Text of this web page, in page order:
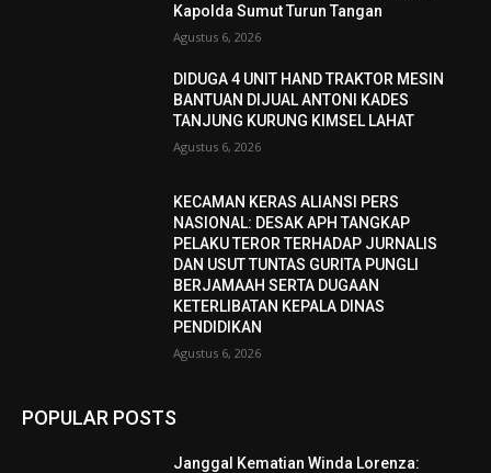
Kapolda Sumut Turun Tangan
Agustus 6, 2026
DIDUGA 4 UNIT HAND TRAKTOR MESIN
BANTUAN DIJUAL ANTONI KADES
TANJUNG KURUNG KIMSEL LAHAT
Agustus 6, 2026
KECAMAN KERAS ALIANSI PERS
NASIONAL: DESAK APH TANGKAP
PELAKU TEROR TERHADAP JURNALIS
DAN USUT TUNTAS GURITA PUNGLI
BERJAMAAH SERTA DUGAAN
KETERLIBATAN KEPALA DINAS
PENDIDIKAN
Agustus 6, 2026
POPULAR POSTS
Janggal Kematian Winda Lorenza: